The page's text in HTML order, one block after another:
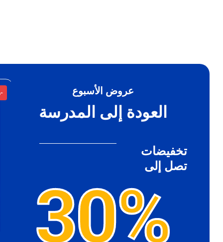
عروض الأسبوع
العودة إلى المدرسة
تخفيضات
تصل إلى
30%